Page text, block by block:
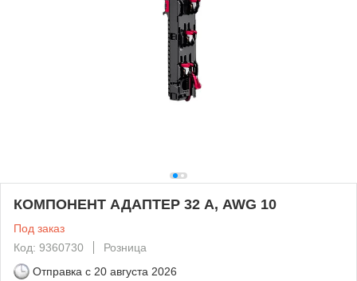
КОМПОНЕНТ АДАПТЕР 32 А, AWG 10
Под заказ
Код: 9360730
Розница
Отправка с 20 августа 2026